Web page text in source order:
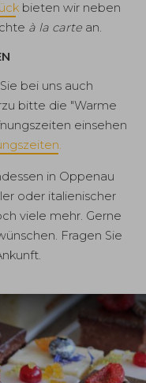
bieten wir neben
à la carte an.
bei uns auch
bitte die "Warme
einsehen
in Oppenau
oder italienischer
viele mehr. Gerne
Fragen Sie